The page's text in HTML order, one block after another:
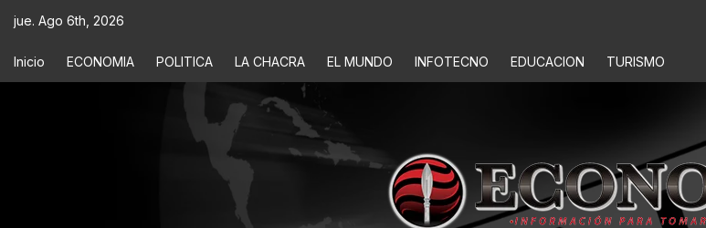
jue. Ago 6th, 2026
Inicio ECONOMIA POLITICA LA CHACRA EL MUNDO INFOTECNO EDUCACION TURISMO